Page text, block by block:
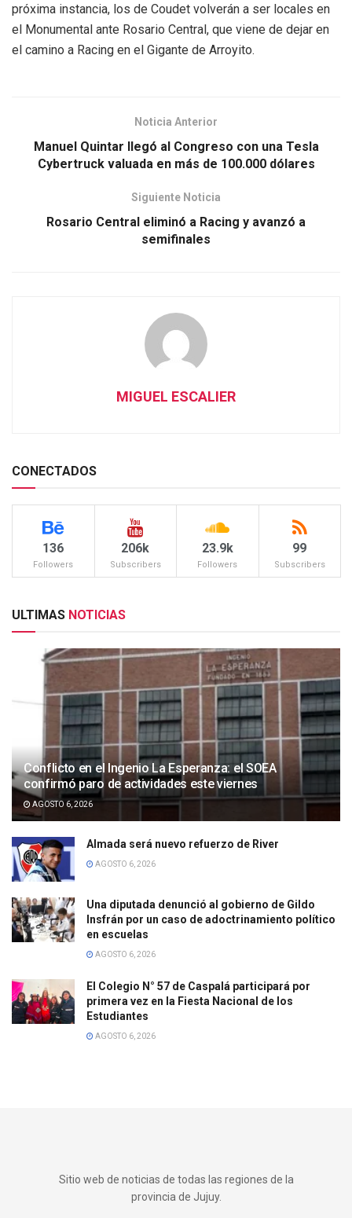
próxima instancia, los de Coudet volverán a ser locales en
el Monumental ante Rosario Central, que viene de dejar en
el camino a Racing en el Gigante de Arroyito.
Noticia Anterior
Manuel Quintar llegó al Congreso con una Tesla
Cybertruck valuada en más de 100.000 dólares
Siguiente Noticia
Rosario Central eliminó a Racing y avanzó a
semifinales
MIGUEL ESCALIER
CONECTADOS
136
Followers
206k
Subscribers
23.9k
Followers
99
Subscribers
ULTIMAS NOTICIAS
Conflicto en el Ingenio La Esperanza: el SOEA
confirmó paro de actividades este viernes
AGOSTO 6, 2026
Almada será nuevo refuerzo de River
AGOSTO 6, 2026
Una diputada denunció al gobierno de Gildo
Insfrán por un caso de adoctrinamiento político
en escuelas
AGOSTO 6, 2026
El Colegio N° 57 de Caspalá participará por
primera vez en la Fiesta Nacional de los
Estudiantes
AGOSTO 6, 2026
Sitio web de noticias de todas las regiones de la
provincia de Jujuy.